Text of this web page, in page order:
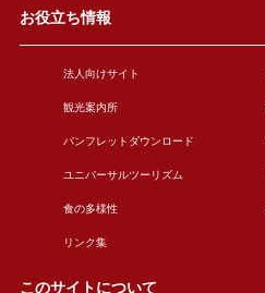
お役立ち情報
法人向けサイト
観光案内所
パンフレットダウンロード
ユニバーサルツーリズム
食の多様性
リンク集
このサイトについて